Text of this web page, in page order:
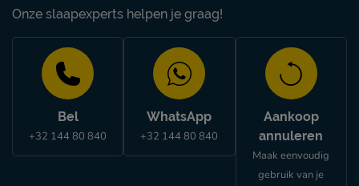
Onze slaapexperts helpen je graag!
Bel
+32 144 80 840
WhatsApp
+32 144 80 840
Aankoop
annuleren
Maak eenvoudig
gebruik van je